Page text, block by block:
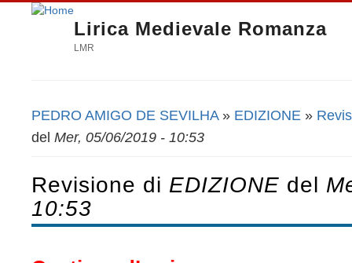
Lirica Medievale Romanza
LMR
Tu sei qui
PEDRO AMIGO DE SEVILHA» EDIZIONE »
del Mer, 05/06/2019 - 10:53
Revisione di EDIZIONE del
10:53